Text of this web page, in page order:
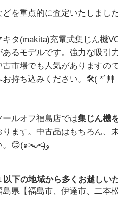
キタ(makita)充電式集じん機
あるモデルです。強力な吸引
古市場でも人気がありますの
お持ち込みください。🛠️( *´艸
ールオフ福島店では集じん機
ります。中古品はもちろん、
い。😊(๑˃̵ᴗ˂̵)و
以下の地域から多くお越しい
島県【福島市、伊達市、二本